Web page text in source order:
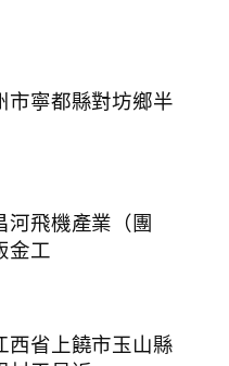
寧都縣對坊鄉半
飛機產業（團
金工
省上饒市玉山縣